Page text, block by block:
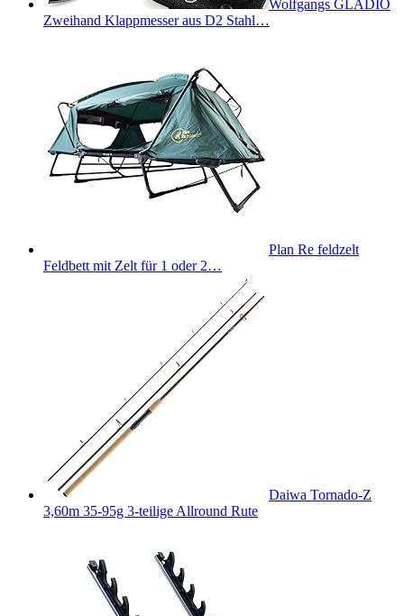
Wolfgangs GLADIO
Zweihand Klappmesser aus D2 Stahl…
Plan Re feldzelt
Feldbett mit Zelt für 1 oder 2…
Daiwa Tornado-Z
3,60m 35-95g 3-teilige Allround Rute